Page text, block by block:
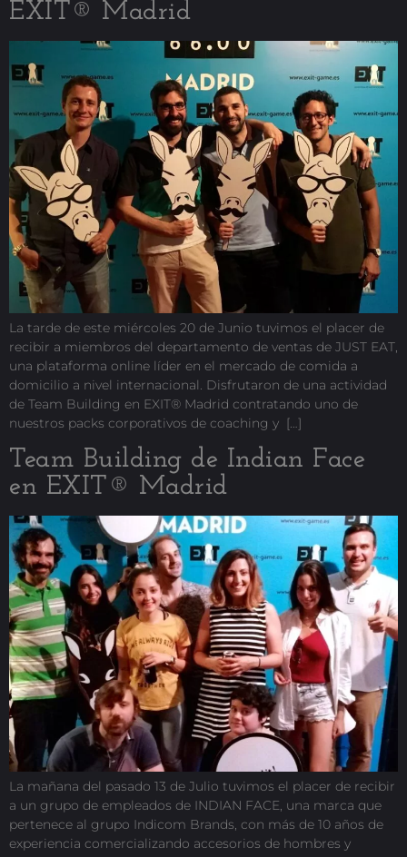
EXIT® Madrid
La tarde de este miércoles 20 de Junio tuvimos el placer de
recibir a miembros del departamento de ventas de JUST EAT,
una plataforma online líder en el mercado de comida a
domicilio a nivel internacional. Disfrutaron de una actividad
de Team Building en EXIT® Madrid contratando uno de
nuestros packs corporativos de coaching y […]
Team Building de Indian Face
en EXIT® Madrid
La mañana del pasado 13 de Julio tuvimos el placer de recibir
a un grupo de empleados de INDIAN FACE, una marca que
pertenece al grupo Indicom Brands, con más de 10 años de
experiencia comercializando accesorios de hombres y